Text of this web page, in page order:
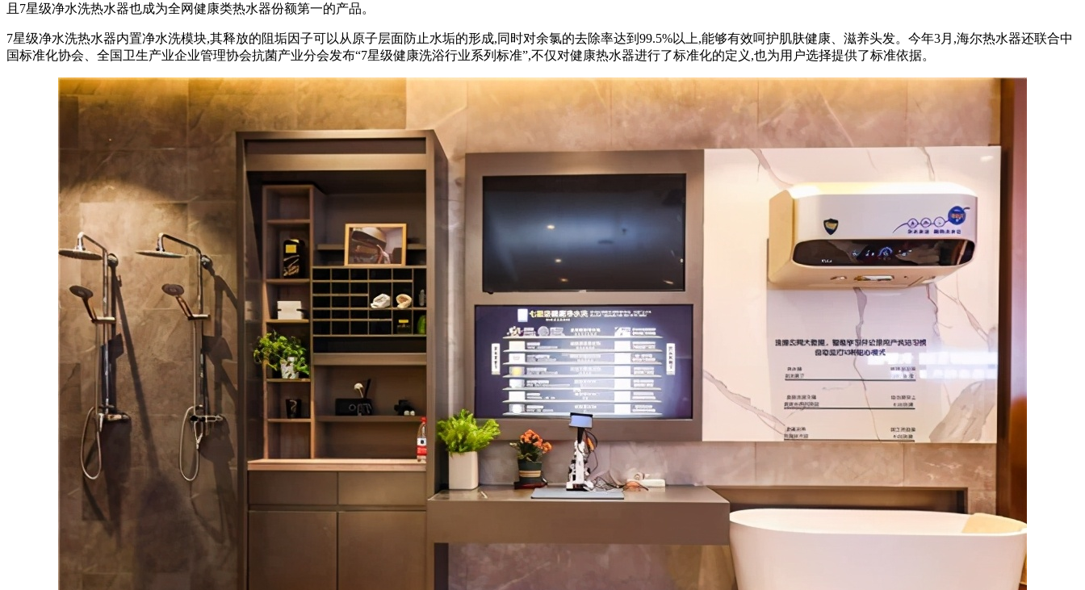
且7星级净水洗热水器也成为全网健康类热水器份额第一的产品。
7星级净水洗热水器内置净水洗模块,其释放的阻垢因子可以从原子层面防止水垢的形成,同时对余氯的去除率达到99.5%以上,能够有效呵护肌肤健康、滋养头发。今年3月,海尔热水器还联合中
国标准化协会、全国卫生产业企业管理协会抗菌产业分会发布“7星级健康洗浴行业系列标准”,不仅对健康热水器进行了标准化的定义,也为用户选择提供了标准依据。